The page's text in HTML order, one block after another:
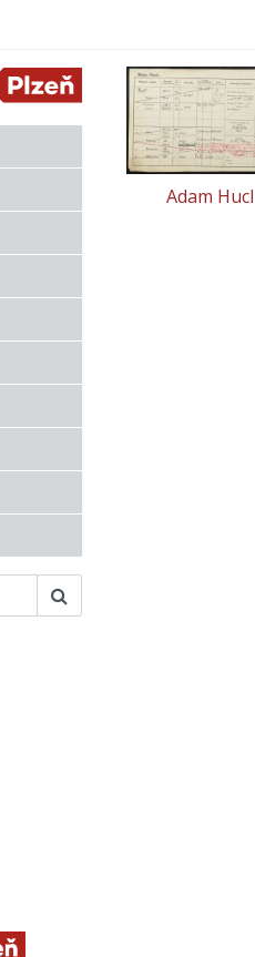
Adam Hucl